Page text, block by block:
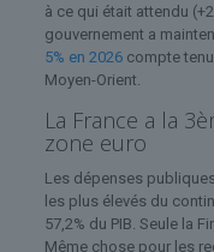
à ce qui était attendu
gouvernement a
5% en 2026compte tenu
Moyen-Orient.
La France a la
zone euro
Les dépenses
les plus élevés du
57,2% du PIB. Seule la
Même chose pour les